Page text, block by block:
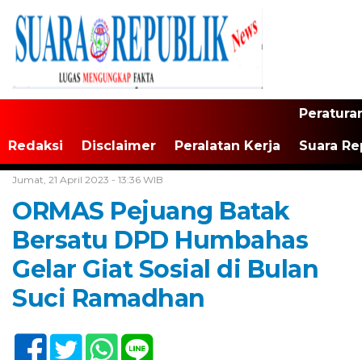
Redaksi Disclaimer Peralatan Kerja Suara
Jumat, 21 April 2023 - 13:36 WIB
ORMAS Pejuang Batak
Bersatu DPD Humbahas
Gelar Giat Sosial di Bulan
Suci Ramadhan